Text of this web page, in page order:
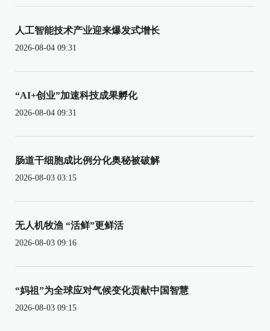
人工智能技术产业迎来爆发式增长
2026-08-04 09:31
“AI+创业”加速科技成果孵化
2026-08-04 09:31
肠道干细胞成比例分化奥秘被破解
2026-08-03 03:15
无人机牧渔 “活鲜”更鲜活
2026-08-03 09:16
“妈祖”为全球应对气候变化贡献中国智慧
2026-08-03 09:15